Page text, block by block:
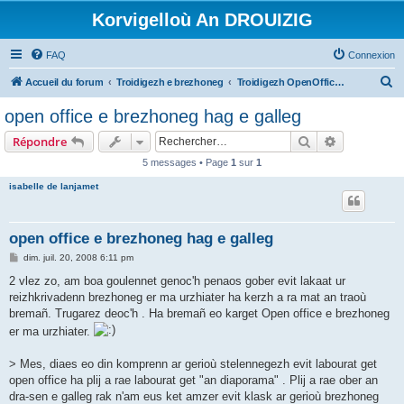
Korvigelloù An DROUIZIG
FAQ Connexion
Accueil du forum Troidigezh e brezhoneg Troidigezh OpenOffice.org e brezhoneg (1.1.x, 2.x ha 3.x)
open office e brezhoneg hag e galleg
Répondre Rechercher
5 messages • Page 1 sur 1
isabelle de lanjamet
open office e brezhoneg hag e galleg
M
s
a
g
dim. juil. 20, 2008 6:11 pm
2 vlez zo, am boa goulennet genoc'h penaos gober evit lakaat ur
reizhkrivadenn brezhoneg er ma urzhiater ha kerzh a ra mat an traoù
bremañ. Trugarez deoc'h . Ha bremañ eo karget Open office e brezhoneg
er ma urzhiater.
> Mes, diaes eo din komprenn ar gerioù stelennegezh evit labourat get
open office ha plij a rae labourat get "an diaporama" . Plij a rae ober an
dra-sen e galleg rak n'am eus ket amzer evit klask ar gerioù brezhoneg